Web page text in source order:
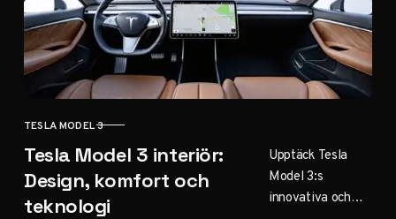
KATEGORI
TESLA MODEL 3
Tesla Model 3 interiör:
Design, komfort och
teknologi
Upptäck Tesla
Model 3:s
innovativa och